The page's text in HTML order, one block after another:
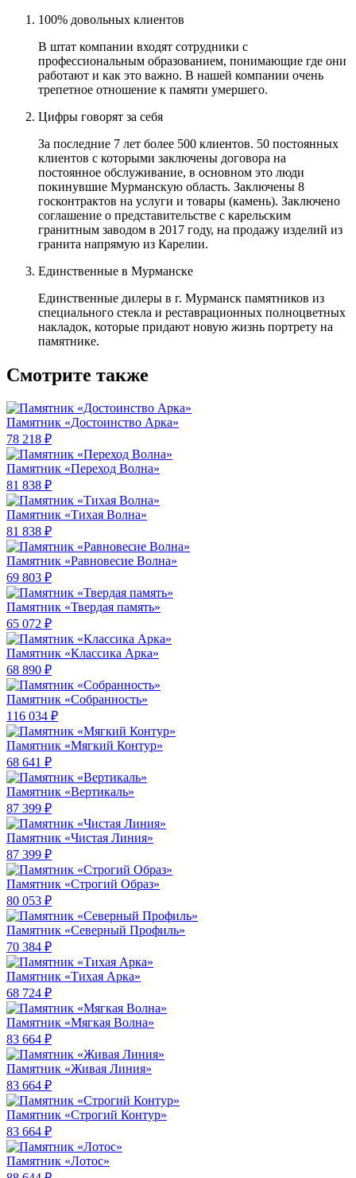
100% довольных клиентов
В штат компании входят сотрудники с
профессиональным образованием, понимающие где они
работают и как это важно. В нашей компании очень
трепетное отношение к памяти умершего.
Цифры говорят за себя
За последние 7 лет более 500 клиентов. 50 постоянных
клиентов с которыми заключены договора на
постоянное обслуживание, в основном это люди
покинувшие Мурманскую область. Заключены 8
госконтрактов на услуги и товары (камень). Заключено
соглашение о представительстве с карельским
гранитным заводом в 2017 году, на продажу изделий из
гранита напрямую из Карелии.
Единственные в Мурманске
Единственные дилеры в г. Мурманск памятников из
специального стекла и реставрационных полноцветных
накладок, которые придают новую жизнь портрету на
памятнике.
Смотрите также
Памятник «Достоинство Арка»
78 218 ₽
Памятник «Переход Волна»
81 838 ₽
Памятник «Тихая Волна»
81 838 ₽
Памятник «Равновесие Волна»
69 803 ₽
Памятник «Твердая память»
65 072 ₽
Памятник «Классика Арка»
68 890 ₽
Памятник «Собранность»
116 034 ₽
Памятник «Мягкий Контур»
68 641 ₽
Памятник «Вертикаль»
87 399 ₽
Памятник «Чистая Линия»
87 399 ₽
Памятник «Строгий Образ»
80 053 ₽
Памятник «Северный Профиль»
70 384 ₽
Памятник «Тихая Арка»
68 724 ₽
Памятник «Мягкая Волна»
83 664 ₽
Памятник «Живая Линия»
83 664 ₽
Памятник «Строгий Контур»
83 664 ₽
Памятник «Лотос»